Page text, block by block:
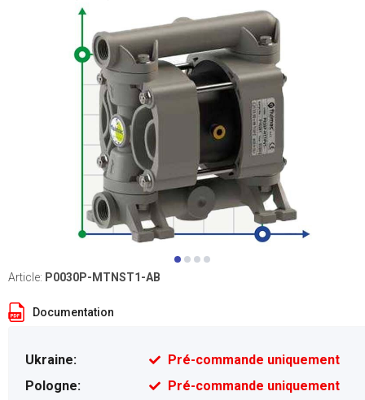
Article: P0030P-MTNST1-AB
Documentation
Ukraine:
Pré-commande uniquement
Pologne:
Pré-commande uniquement